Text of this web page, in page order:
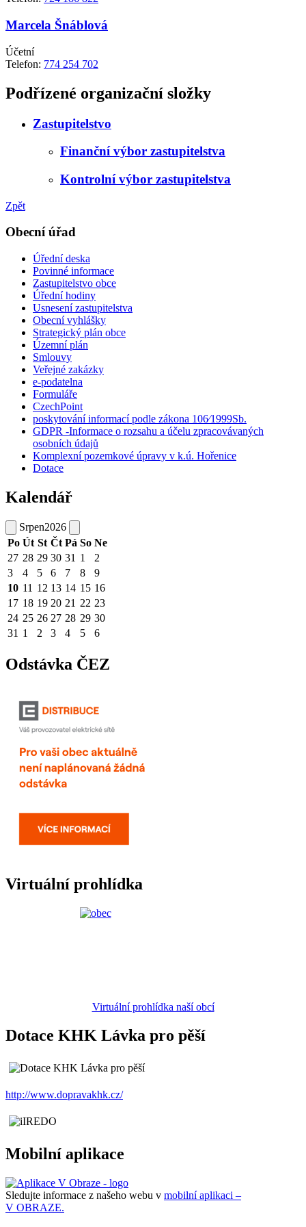
Marcela Šnáblová
Účetní
Telefon: 774 254 702
Podřízené organizační složky
Zastupitelstvo
Finanční výbor zastupitelstva
Kontrolní výbor zastupitelstva
Zpět
Obecní úřad
Úřední deska
Povinné informace
Zastupitelstvo obce
Úřední hodiny
Usnesení zastupitelstva
Obecní vyhlášky
Strategický plán obce
Územní plán
Smlouvy
Veřejné zakázky
e-podatelna
Formuláře
CzechPoint
poskytování informací podle zákona 106⁄1999Sb.
GDPR -Informace o rozsahu a účelu zpracovávaných
osobních údajů
Komplexní pozemkové úpravy v k.ú. Hořenice
Dotace
Kalendář
Srpen2026
Po Út St Čt Pá So Ne
27 28 29 30 31 1
2
3
4 5 6 7 8
9
10 11 12 13 14 15 16
17 18 19 20 21 22 23
24 25 26 27 28 29 30
31 1 2 3 4 5 6
Odstávka ČEZ
Virtuální prohlídka
Virtuální prohlídka naší obcí
Dotace KHK Lávka pro pěší
http://www.dopravakhk.cz/
Mobilní aplikace
Sledujte informace z našeho webu v mobilní aplikaci –
V OBRAZE.